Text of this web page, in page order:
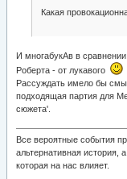
Какая
И многабукАв в
Роберта - от лукавого
Рассуждать имело бы
подходящая партия для
сюжета'.
Все вероятные события
альтернативная история,
которая на нас влияет.